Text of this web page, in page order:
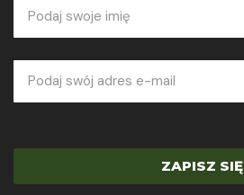
ZAPISZ SIĘ